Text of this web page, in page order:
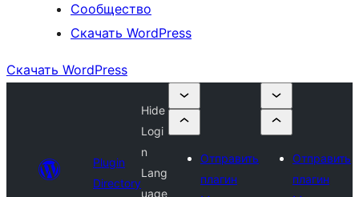
Сообщество
Скачать WordPress
Скачать WordPress
Plugin
Directory
Hide
Logi
n
Lang
uage
Отправить
плагин
Отправить
плагин